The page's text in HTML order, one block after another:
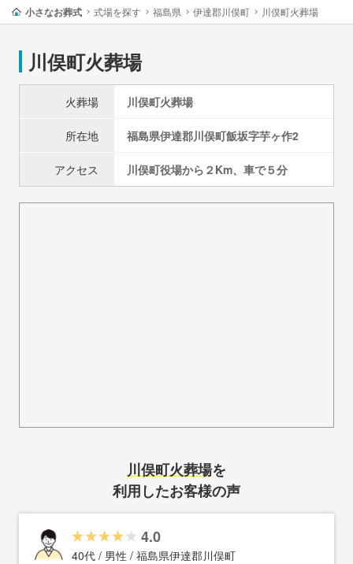
小さなお葬式 式場を探す 福島県 伊達郡川俣町 川俣町火葬場
川俣町火葬場
火葬場 川俣町火葬場
所在地 福島県伊達郡川俣町飯坂字芋ヶ作2
アクセス 川俣町役場から２Km、車で５分
川俣町火葬場を
利用したお客様の声
4.0
40代 / 男性 / 福島県伊達郡川俣町